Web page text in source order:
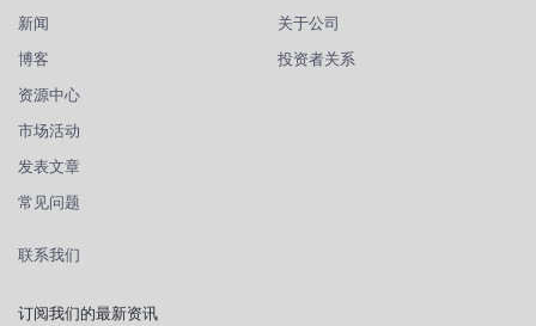
新闻
博客
资源中心
市场活动
发表文章
常见问题
关于公司
投资者关系
联系我们
订阅我们的最新资讯